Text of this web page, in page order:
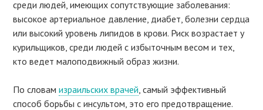
среди людей, имеющих сопутствующие заболевания:
высокое артериальное давление, диабет, болезни сердца
или высокий уровень липидов в крови. Риск возрастает у
курильщиков, среди людей с избыточным весом и тех,
кто ведет малоподвижный образ жизни.
По словамизраильских врачей , самый эффективный
способ борьбы с инсультом, это его предотвращение.